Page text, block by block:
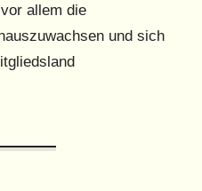
allem die
und sich